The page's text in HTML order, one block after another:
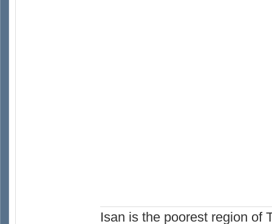
Isan is the poorest region of